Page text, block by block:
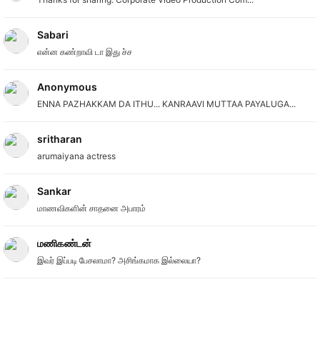
Sabari
என்ன கண்றாவி டா இது ச்ச
Anonymous
ENNA PAZHAKKAM DA ITHU... KANRAAVI MUTTAA PAYALUGA...
sritharan
arumaiyana actress
Sankar
மாணவிகளின் சாதனை அபாரம்
மணிகண்டன்
இவர் இப்படி பேசலாமா? அசிங்கமாக இல்லையா?